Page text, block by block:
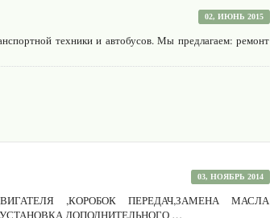
02, ИЮНЬ 2015
техники и автобусов. Мы предлагаем: ремонт
03, НОЯБРЬ 2014
,КОРОБОК ПЕРЕДАЧ,ЗАМЕНА МАСЛА
ДОПОЛНИТЕЛЬНОГО …